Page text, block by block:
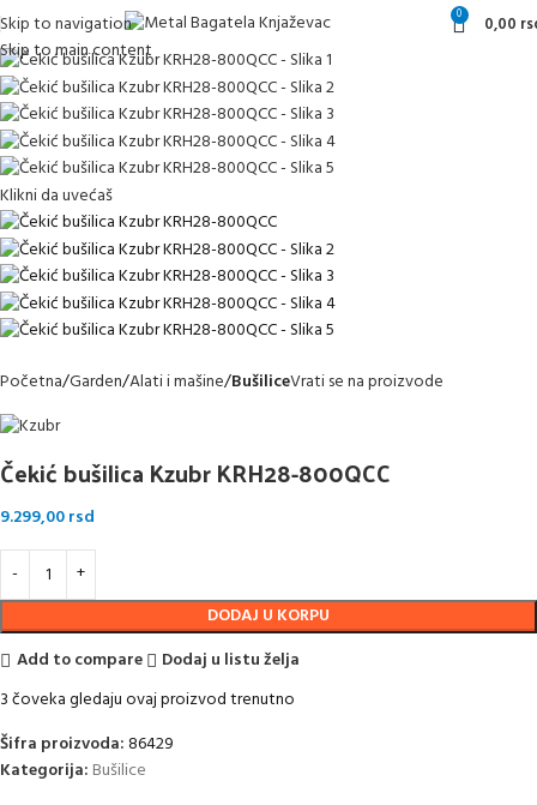
Skip to navigation
Skip to main content
0 0,00
Klikni da uvećaš
Početna Garden Alati i mašine BušiliceVrati se na proizvode
Čekić bušilica Kzubr KRH28-800QCC
9.299,00rsd
DODAJ U KORPU
Add to compare
Dodaj u listu želja
3čoveka gledaju ovaj proizvod trenutno
Šifra proizvoda:86429
Kategorija: Bušilice